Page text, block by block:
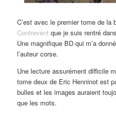
C’est avec le premier tome de la
Contrevent que je suis rentré
Une magnifique BD qui m’a
l’auteur corse.
Une lecture assurément difficile
tome deux de Eric Henninot est
bulles et les images auraient
que les mots.